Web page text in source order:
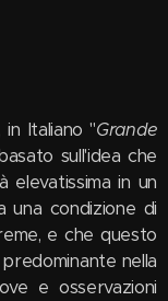
Italiano "Grande
sull'idea che
elevatissima in un
condizione di
e che questo
nella
e osservazioni